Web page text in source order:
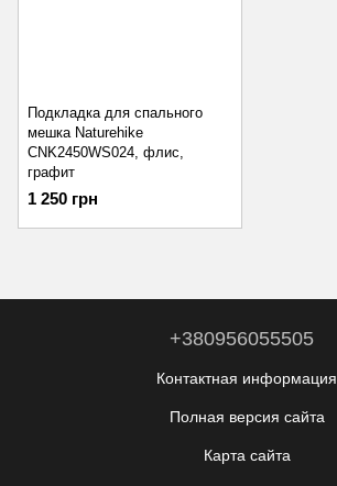
Подкладка для спального
мешка Naturehike
CNK2450WS024, флис,
графит
1 250 грн
+380956055505
Контактная информация
Полная версия сайта
Карта сайта